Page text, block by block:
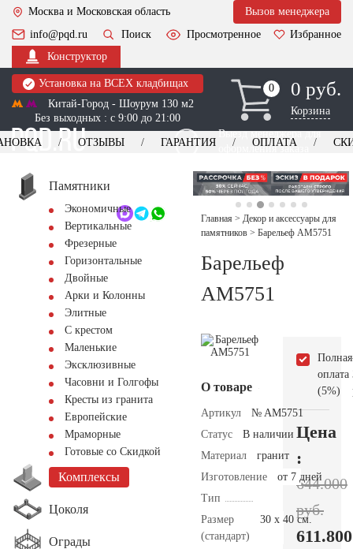
Москва и Московская область
Вызов менеджера
info@pqd.ru
Поиск Просмотренное
Избранное
Конструктор
Установка на ВСЕХ кладбищах
Китай-Город - Шоурум 130 м2
Без выходных : с 9:00 до 21:00
0
0 0 руб.
Корзина
Выезд менеджера для
оформления заказа
+7 (495) 518-44-23
Обратный звонок
ОТЗЫВЫ ГАРАНТИЯ ОПЛАТА
Памятники
Экономичные
Вертикальные
Фрезерные
Горизонтальные
Двойные
Арки и Колонны
Элитные
С крестом
Маленькие
Эксклюзивные
Часовни и Голгофы
Кресты из гранита
Европейские
Мраморные
Готовые со Скидкой
Комплексы
Цоколя
Ограды
Главная > Декор и аксессуары для
памятников > Барельеф AM5751
Барельеф
AM5751
О товаре
Артикул
№ AM5751
Статус
В наличии
Материал
гранит
Изготовление
от 7 дней
Тип
Размер
(стандарт)
30 х 40 см.
Полная
оплата
(5%)
Цена
:
644.000
руб.
611.800